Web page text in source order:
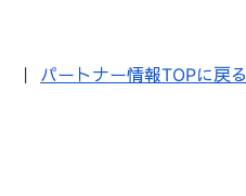
｜ パートナー情報TOPに戻